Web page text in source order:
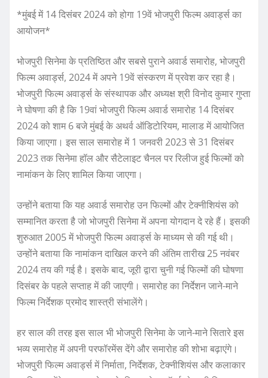
*मुंबई में 14 दिसंबर 2024 को होगा 19वें भोजपुरी फिल्म अवार्ड्स का
आयोजन*
भोजपुरी सिनेमा के प्रतिष्ठित और सबसे पुराने अवार्ड समारोह, भोजपुरी
फिल्म अवार्ड्स, 2024 में अपने 19वें संस्करण में प्रवेश कर रहा है।
भोजपुरी फिल्म अवार्ड्स के संस्थापक और अध्यक्ष श्री विनोद कुमार गुप्ता
ने घोषणा की है कि 19वां भोजपुरी फिल्म अवार्ड समारोह 14 दिसंबर
2024 को शाम 6 बजे मुंबई के अथर्व ऑडिटोरियम, मालाड में आयोजित
किया जाएगा। इस साल समारोह में 1 जनवरी 2023 से 31 दिसंबर
2023 तक सिनेमा हॉल और सैटेलाइट चैनल पर रिलीज हुई फिल्मों को
नामांकन के लिए शामिल किया जाएगा।
उन्होंने बताया कि यह अवार्ड समारोह उन फिल्मों और टेक्नीशियंस को
सम्मानित करता है जो भोजपुरी सिनेमा में अपना योगदान दे रहे हैं। इसकी
शुरुआत 2005 में भोजपुरी फिल्म अवार्ड्स के माध्यम से की गई थी।
उन्होंने बताया कि नामांकन दाखिल करने की अंतिम तारीख 25 नवंबर
2024 तय की गई है। इसके बाद, जूरी द्वारा चुनी गई फिल्मों की घोषणा
दिसंबर के पहले सप्ताह में की जाएगी। समारोह का निर्देशन जाने-माने
फिल्म निर्देशक प्रमोद शास्त्री संभालेंगे।
हर साल की तरह इस साल भी भोजपुरी सिनेमा के जाने-माने सितारे इस
भव्य समारोह में अपनी परफॉरमेंस देंगे और समारोह की शोभा बढ़ाएंगे।
भोजपुरी फिल्म अवार्ड्स में निर्माता, निर्देशक, टेक्नीशियंस और कलाकार